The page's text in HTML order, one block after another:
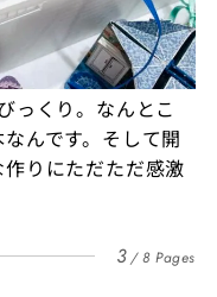
っくり。なんとこ
んです。そして開
りにただただ感激
3 8 Pages